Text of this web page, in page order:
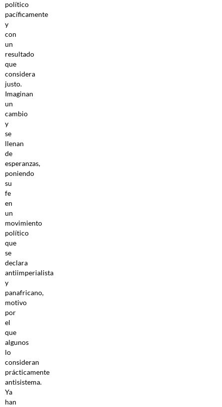
político
pacíficamente
y
con
un
resultado
que
considera
justo.
Imaginan
un
cambio
y
se
llenan
de
esperanzas,
poniendo
su
fe
en
un
movimiento
político
que
se
declara
antiimperialista
y
panafricano,
motivo
por
el
que
algunos
lo
consideran
prácticamente
antisistema.
Ya
han